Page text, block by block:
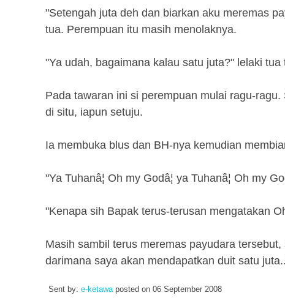
"Setengah juta deh dan biarkan aku meremas
tua. Perempuan itu masih menolaknya.
"Ya udah, bagaimana kalau satu juta?" lelaki
Pada tawaran ini si perempuan mulai ragu-
di situ, iapun setuju.
Ia membuka blus dan BH-nya kemudian
"Ya Tuhanâ¦ Oh my Godâ¦ ya Tuhanâ¦ Oh
"Kenapa sih Bapak terus-terusan mengatakan
Masih sambil terus meremas payudara tersebut,
darimana saya akan mendapatkan duit satu
Sent by: e-ketawaposted on 06 September 2008